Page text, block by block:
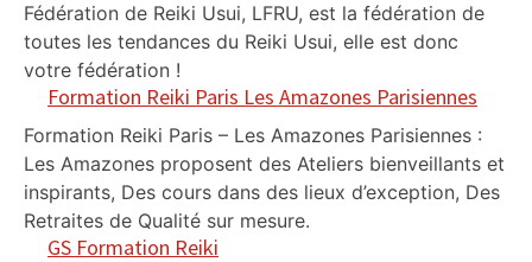
Fédération de Reiki Usui, LFRU, est la fédération de
toutes les tendances du Reiki Usui, elle est donc
votre fédération !
Formation Reiki Paris Les Amazones Parisiennes
Formation Reiki Paris – Les Amazones Parisiennes :
Les Amazones proposent des Ateliers bienveillants et
inspirants, Des cours dans des lieux d’exception, Des
Retraites de Qualité sur mesure.
GS Formation Reiki